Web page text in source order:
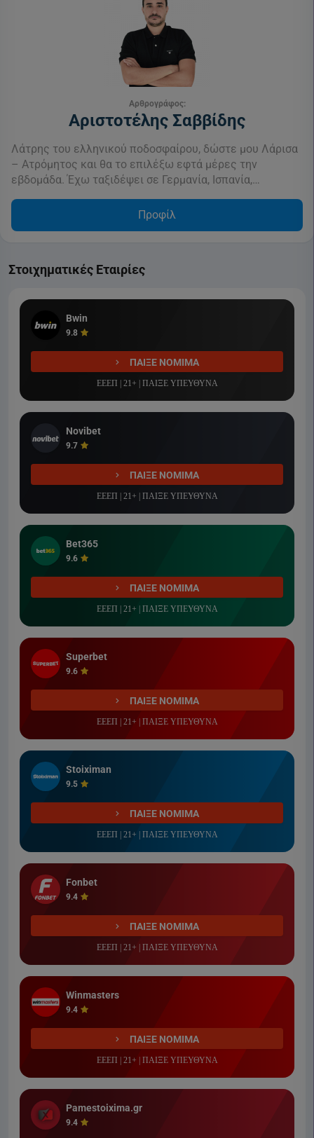
Αρθρογράφος:
Αριστοτέλης Σαββίδης
Λάτρης του ελληνικού ποδοσφαίρου, δώστε μου Λάρισα
– Ατρόμητος και θα το επιλέξω εφτά μέρες την
εβδομάδα. Έχω ταξιδέψει σε Γερμανία, Ισπανία,…
Προφίλ
Στοιχηματικές Εταιρίες
Bwin
9.8
ΠΑΙΞΕ ΝΟΜΙΜΑ
ΕΕΕΠ | 21+ | ΠΑΙΞΕ ΥΠΕΥΘΥΝΑ
Novibet
9.7
ΠΑΙΞΕ ΝΟΜΙΜΑ
ΕΕΕΠ | 21+ | ΠΑΙΞΕ ΥΠΕΥΘΥΝΑ
Bet365
9.6
ΠΑΙΞΕ ΝΟΜΙΜΑ
ΕΕΕΠ | 21+ | ΠΑΙΞΕ ΥΠΕΥΘΥΝΑ
Superbet
9.6
ΠΑΙΞΕ ΝΟΜΙΜΑ
ΕΕΕΠ | 21+ | ΠΑΙΞΕ ΥΠΕΥΘΥΝΑ
Stoiximan
9.5
ΠΑΙΞΕ ΝΟΜΙΜΑ
ΕΕΕΠ | 21+ | ΠΑΙΞΕ ΥΠΕΥΘΥΝΑ
Fonbet
9.4
ΠΑΙΞΕ ΝΟΜΙΜΑ
ΕΕΕΠ | 21+ | ΠΑΙΞΕ ΥΠΕΥΘΥΝΑ
Winmasters
9.4
ΠΑΙΞΕ ΝΟΜΙΜΑ
ΕΕΕΠ | 21+ | ΠΑΙΞΕ ΥΠΕΥΘΥΝΑ
Pamestoixima.gr
9.4